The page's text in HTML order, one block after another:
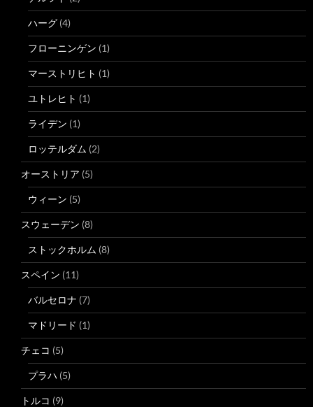
ハーグ (4)
フローニンゲン (1)
マーストリヒト (1)
ユトレヒト (1)
ライデン (1)
ロッテルダム (2)
オーストリア (5)
ウィーン (5)
スウェーデン (8)
ストックホルム (8)
スペイン (11)
バルセロナ (7)
マドリード (1)
チェコ (5)
プラハ (5)
トルコ (9)